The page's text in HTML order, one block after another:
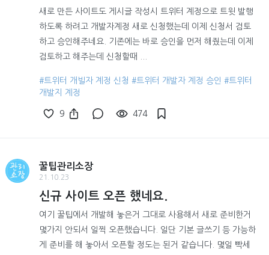
새로 만든 사이트도 게시글 작성시 트위터 계정으로 트윗 발행
하도록 하려고 개발자계정 새로 신청했는데 이제 신청서 검토
하고 승인해주네요. 기존에는 바로 승인을 먼저 해줬는데 이제
검토하고 해주는데 신청할때 ...
#트위터 개빌자 계정 신청 #트위터 개발자 계정 승인 #트위터
개발지 계정
9 474
꿀팁관리소장
21.10.23
신규 사이트 오픈 했네요.
여기 꿀팁에서 개발해 놓은거 그대로 사용해서 새로 준비한거
몇가지 안되서 일찍 오픈했습니다. 일단 기본 글쓰기 등 가능하
게 준비를 해 놓아서 오픈할 정도는 된거 같습니다. 몇일 빡세